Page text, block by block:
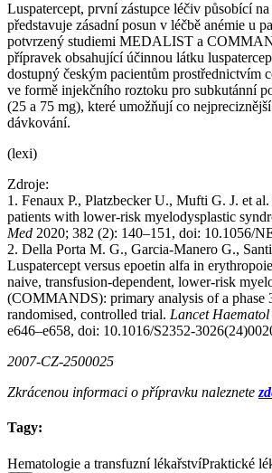
Luspatercept, první zástupce léčiv působící
představuje zásadní posun v léčbě anémie u
potvrzený studiemi MEDALIST a
přípravek obsahující účinnou látku
dostupný českým pacientům prostřednictvím
ve formě injekčního roztoku pro subkutánní
(25 a 75 mg), které umožňují co
dávkování.
(lexi)
Zdroje:
1. Fenaux P., Platzbecker U., Mufti G. J. et
patients with lower-risk myelodysplastic
Med 2020; 382 (2): 140–151, doi: 10.1056/
2. Della Porta M. G., Garcia-Manero G.,
Luspatercept versus epoetin alfa in
naive, transfusion-dependent, lower-risk
(COMMANDS): primary analysis of a phase
randomised, controlled trial. Lancet Haematol
e646–e658, doi: 10.1016/S2352-
2007-CZ-2500025
Zkrácenou informaci o přípravku naleznete
Tagy:
Hematologie a transfuzní lékařstvíPraktické